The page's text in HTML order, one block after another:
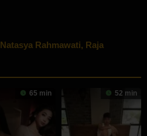
Natasya Rahmawati, Raja
65 min 52 min